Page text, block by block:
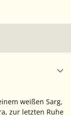
weißen Sarg,
zur letzten Ruhe